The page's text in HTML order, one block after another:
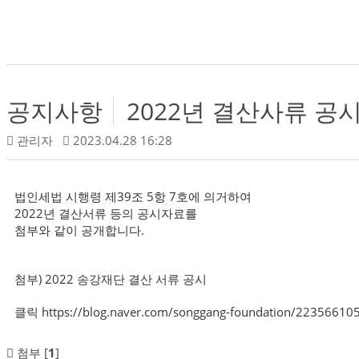
공지사항 2022년 결산사류 공시
관리자 2023.04.28 16:28
법인세법 시행령 제39조 5항 7호에 의거하여
2022년 결산서류 등의 공시자료를
첨부와 같이 공개합니다.
첨부) 2022 송강재단 결산 서류 공시
클릭 https://blog.naver.com/songgang-foundation/
첨부 [1]